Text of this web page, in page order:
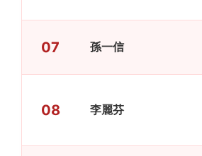
07 孫一信
08 李麗芬